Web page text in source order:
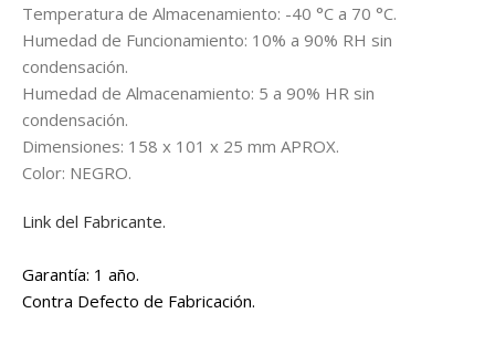
Temperatura de Almacenamiento: -40 °C a 70 °C.
Humedad de Funcionamiento: 10% a 90% RH sin
condensación.
Humedad de Almacenamiento: 5 a 90% HR sin
condensación.
Dimensiones: 158 x 101 x 25 mm APROX.
Color: NEGRO.
Link del Fabricante.
Garantía: 1 año.
Contra Defecto de Fabricación.